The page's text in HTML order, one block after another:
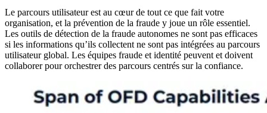
Le parcours utilisateur est au cœur de tout ce que fait votre
organisation, et la prévention de la fraude y joue un rôle essentiel.
Les outils de détection de la fraude autonomes ne sont pas efficaces
si les informations qu’ils collectent ne sont pas intégrées au parcours
utilisateur global. Les équipes fraude et identité peuvent et doivent
collaborer pour orchestrer des parcours centrés sur la confiance.